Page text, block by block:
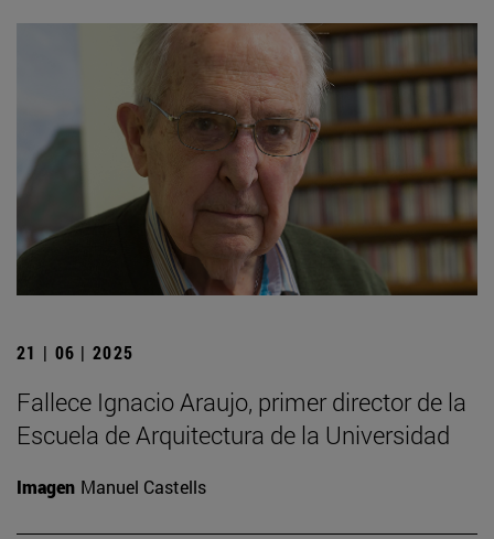
21 | 06 | 2025
Fallece Ignacio Araujo, primer director de la
Escuela de Arquitectura de la Universidad
Imagen Manuel Castells